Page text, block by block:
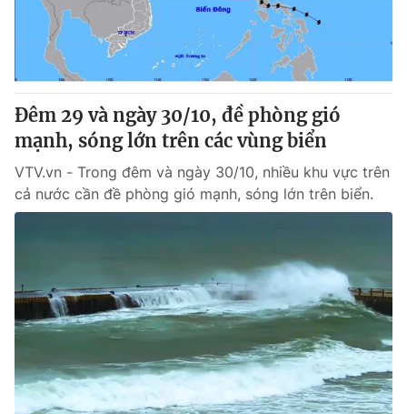
Đêm 29 và ngày 30/10, đề phòng gió
mạnh, sóng lớn trên các vùng biển
VTV.vn - Trong đêm và ngày 30/10, nhiều khu vực trên
cả nước cần đề phòng gió mạnh, sóng lớn trên biển.